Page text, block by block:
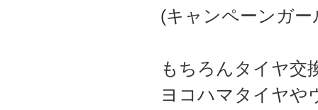
(キャンペーンガ
もちろんタイヤ交
ヨコハマタイヤや